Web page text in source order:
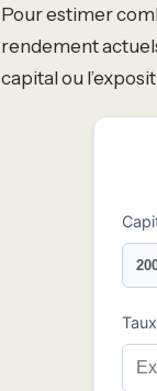
Pour estimer
rendement
capital ou